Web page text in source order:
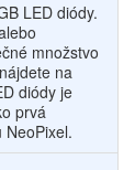
LED diódy.
množstvo
na
diódy je
prvá